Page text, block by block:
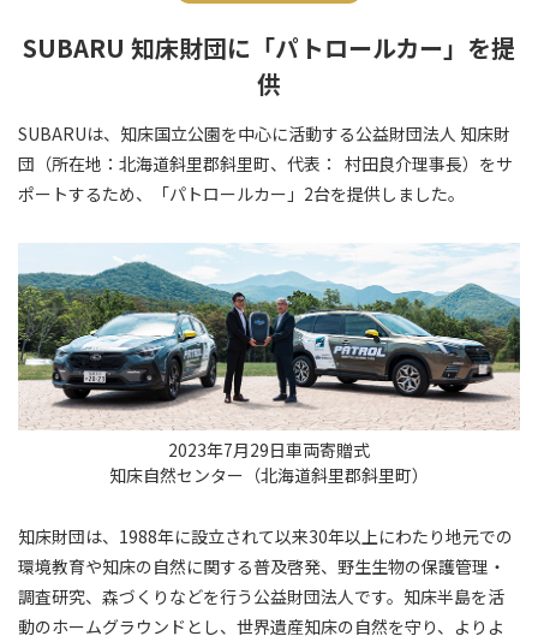
SUBARU 知床財団に「パトロールカー」を提
供
SUBARUは、知床国立公園を中心に活動する公益財団法人 知床財
団（所在地：北海道斜里郡斜里町、代表： 村田良介理事長）をサ
ポートするため、「パトロールカー」2台を提供しました。
2023年7月29日車両寄贈式
知床自然センター（北海道斜里郡斜里町）
知床財団は、1988年に設立されて以来30年以上にわたり地元での
環境教育や知床の自然に関する普及啓発、野生生物の保護管理・
調査研究、森づくりなどを行う公益財団法人です。知床半島を活
動のホームグラウンドとし、世界遺産知床の自然を守り、よりよ